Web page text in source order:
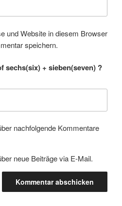
und Website in diesem Browser
speichern.
sechs(six) + sieben(seven) ?
nachfolgende Kommentare
neue Beiträge via E-Mail.